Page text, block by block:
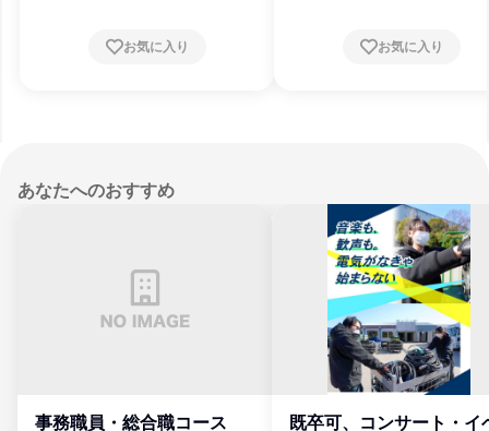
お気に入り お気に入り
あなたへのおすすめ
事務職員・総合職コース
既卒可、コンサート・イ